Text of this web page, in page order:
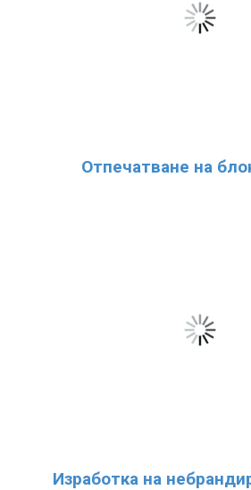
Отпечатване на
Изработка на